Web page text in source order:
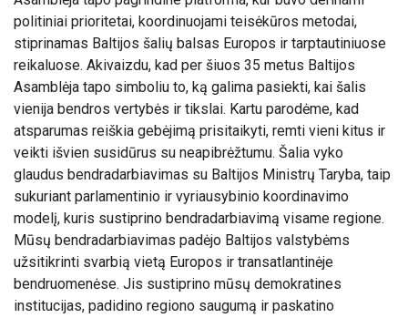
politiniai prioritetai, koordinuojami teisėkūros metodai,
stiprinamas Baltijos šalių balsas Europos ir tarptautiniuose
reikaluose. Akivaizdu, kad per šiuos 35 metus Baltijos
Asamblėja tapo simboliu to, ką galima pasiekti, kai šalis
vienija bendros vertybės ir tikslai. Kartu parodėme, kad
atsparumas reiškia gebėjimą prisitaikyti, remti vieni kitus ir
veikti išvien susidūrus su neapibrėžtumu. Šalia vyko
glaudus bendradarbiavimas su Baltijos Ministrų Taryba, taip
sukuriant parlamentinio ir vyriausybinio koordinavimo
modelį, kuris sustiprino bendradarbiavimą visame regione.
Mūsų bendradarbiavimas padėjo Baltijos valstybėms
užsitikrinti svarbią vietą Europos ir transatlantinėje
bendruomenėse. Jis sustiprino mūsų demokratines
institucijas, padidino regiono saugumą ir paskatino